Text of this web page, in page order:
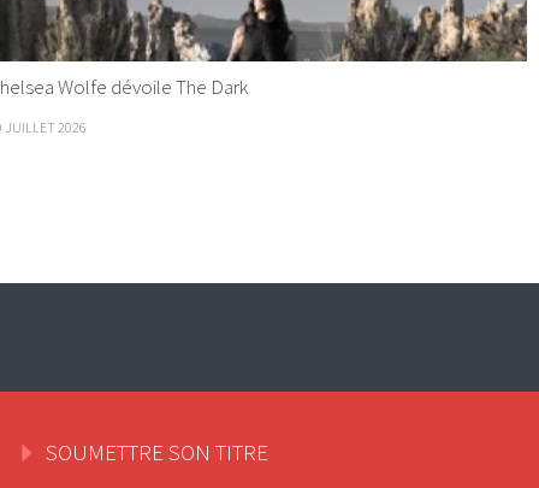
Wolfe dévoile The Dark
JUILLET 2026
SOUMETTRE SON TITRE